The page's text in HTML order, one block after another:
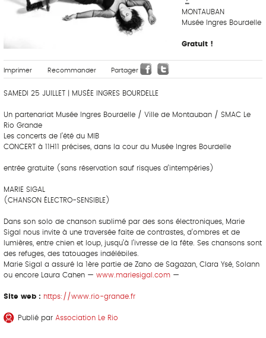
MONTAUBAN
Musée Ingres Bourdelle
Gratuit !
Imprimer Recommander Partager
SAMEDI 25 JUILLET | MUSÉE INGRES BOURDELLE
Un partenariat Musée Ingres Bourdelle / Ville de Montauban / SMAC Le
Rio Grande
Les concerts de l’été du MIB
CONCERT à 11H11 précises, dans la cour du Musée Ingres Bourdelle
entrée gratuite (sans réservation sauf risques d’intempéries)
MARIE SIGAL
(CHANSON ÉLECTRO-SENSIBLE)
Dans son solo de chanson sublimé par des sons électroniques, Marie
Sigal nous invite à une traversée faite de contrastes, d’ombres et de
lumières, entre chien et loup, jusqu’à l’ivresse de la fête. Ses chansons sont
des refuges, des tatouages indélébiles.
Marie Sigal a assuré la 1ère partie de Zaho de Sagazan, Clara Ysé, Solann
ou encore Laura Cahen — www.mariesigal.com —
Site web : https://www.rio-grande.fr
Publié par Association Le Rio